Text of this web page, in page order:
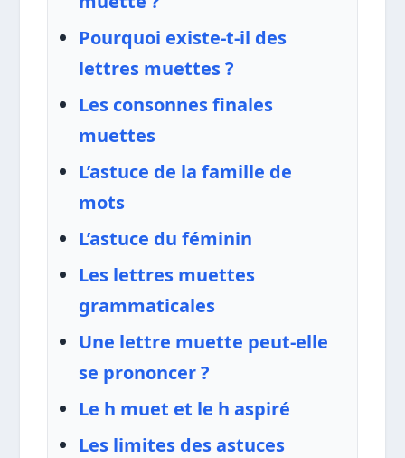
Pourquoi existe-t-il des
lettres muettes ?
Les consonnes finales
muettes
L’astuce de la famille de
mots
L’astuce du féminin
Les lettres muettes
grammaticales
Une lettre muette peut-elle
se prononcer ?
Le h muet et le h aspiré
Les limites des astuces